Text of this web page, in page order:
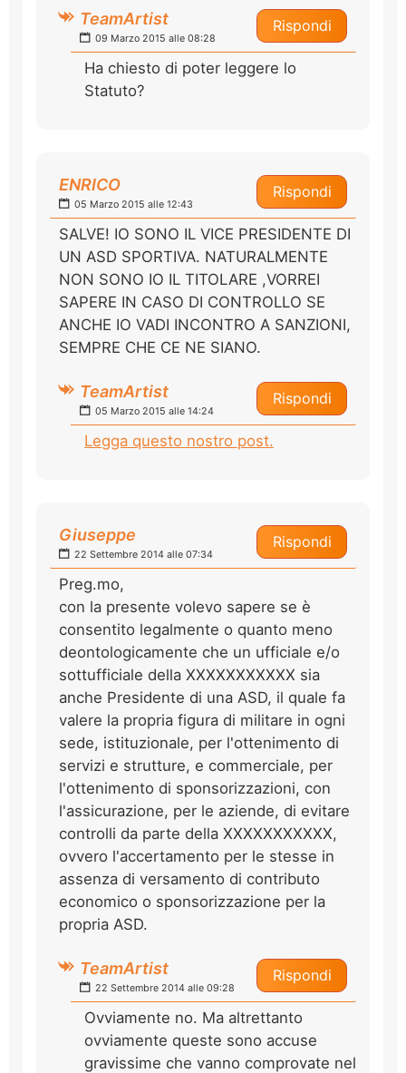
Rispondi
TeamArtist
09 Marzo 2015 alle 08:28
Ha chiesto di poter leggere lo
Statuto?
Rispondi
ENRICO
05 Marzo 2015 alle 12:43
SALVE! IO SONO IL VICE PRESIDENTE DI
UN ASD SPORTIVA. NATURALMENTE
NON SONO IO IL TITOLARE ,VORREI
SAPERE IN CASO DI CONTROLLO SE
ANCHE IO VADI INCONTRO A SANZIONI,
SEMPRE CHE CE NE SIANO.
Rispondi
TeamArtist
05 Marzo 2015 alle 14:24
Legga questo nostro post.
Rispondi
Giuseppe
22 Settembre 2014 alle 07:34
Preg.mo,
con la presente volevo sapere se è
consentito legalmente o quanto meno
deontologicamente che un ufficiale e/o
sottufficiale della XXXXXXXXXXX sia
anche Presidente di una ASD, il quale fa
valere la propria figura di militare in ogni
sede, istituzionale, per l'ottenimento di
servizi e strutture, e commerciale, per
l'ottenimento di sponsorizzazioni, con
l'assicurazione, per le aziende, di evitare
controlli da parte della XXXXXXXXXXX,
ovvero l'accertamento per le stesse in
assenza di versamento di contributo
economico o sponsorizzazione per la
propria ASD.
Rispondi
TeamArtist
22 Settembre 2014 alle 09:28
Ovviamente no. Ma altrettanto
ovviamente queste sono accuse
gravissime che vanno comprovate nel